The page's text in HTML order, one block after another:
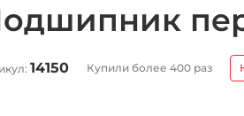
14150 Купили более 400 раз